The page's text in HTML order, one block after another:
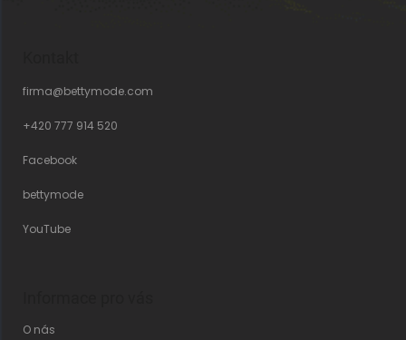
firma@bettymode.com
+420 777 914 520
Facebook
bettymode
YouTube
O nás